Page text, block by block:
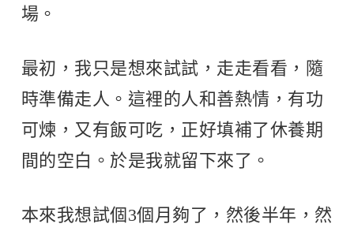
場。
最初，我只是想來試試，走走看看，隨
時準備走人。這裡的人和善熱情，有功
可煉，又有飯可吃，正好填補了休養期
間的空白。於是我就留下來了。
本來我想試個3個月夠了，然後半年，然